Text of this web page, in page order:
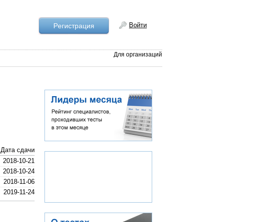
Рeгистрация Войти
Для организаций
Дата сдачи
2018-10-21
2018-10-24
2018-11-06
2019-11-24